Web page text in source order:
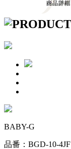
BABY-G
品番：BGD-10-4JF